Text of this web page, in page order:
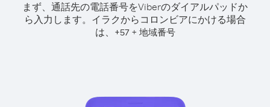
まず、通話先の電話番号をViberのダイアルパッドか
ら入力します。 イラクからコロンビアにかける場合
は、
+57+ 地域番号